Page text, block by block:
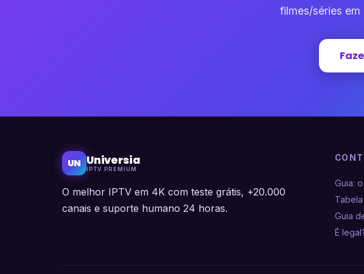
filmes/séries em
UN Universia
IPTV PREMIUM
O melhor IPTV em 4K com teste grátis, +20.000
canais e suporte humano 24 horas.
Guia:
Guia
É